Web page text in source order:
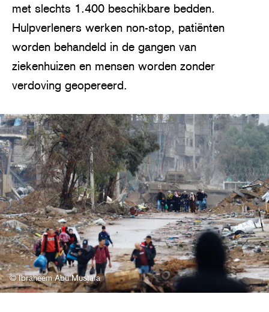
met slechts 1.400 beschikbare bedden.
Hulpverleners werken non-stop, patiënten
worden behandeld in de gangen van
ziekenhuizen en mensen worden zonder
verdoving geopereerd.
© Ibraheem Abu Mustafa